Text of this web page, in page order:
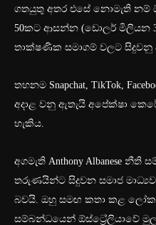
ගතයුතු අතර එසේ නොමැති නම්
50කට ආසන්න (ඩොලර් මිලියන
තාක්ෂණික සමාගම් වලට සිදුවනු
තහනම Snapchat, TikTok,
අදාළ වනු ඇතැයි අපේක්ෂා
හැකිය.
අගමැති Anthony Albanese
තරුණයින්ට සිදුවන සමාජ
බවයි. ඔහු සමඟ කතා කළ ලෝක
සම්බන්ධයෙන් ඕස්ට්‍රේලියාවේ